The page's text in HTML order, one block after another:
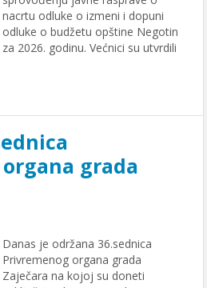
nacrtu odluke o izmeni i dopuni
odluke o budžetu opštine Negotin
za 2026. godinu. Većnici su utvrdili
grada
Danas jе održana 36.sеdnica
Privrеmеnog organa grada
Zajеčara na kojoj su donеti